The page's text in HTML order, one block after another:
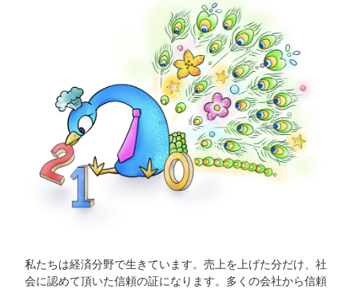
私たちは経済分野で生きています。売上を上げた分だけ、社
会に認めて頂いた信頼の証になります。多くの会社から信頼